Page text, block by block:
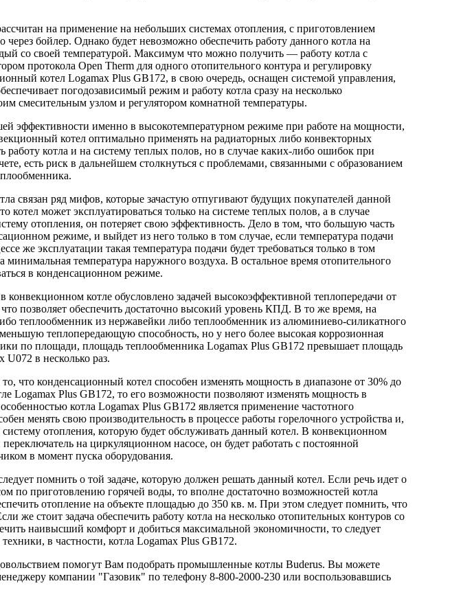
на применение на небольших системах отопления, с приготовлением
бойлер. Однако будет невозможно обеспечить работу данного котла на
со своей температурой. Максимум что можно получить — работу котла с
протокола Open Therm для одного отопительного контура и регулировку
котел Logamax Plus GB172, в свою очередь, оснащен системой управления,
погодозависимый режим и работу котла сразу на несколько
смесительным узлом и регулятором комнатной температуры.
эффективности именно в высокотемпературном режиме при работе на мощности,
котел оптимально применять на радиаторных либо конвекторных
работу котла и на систему теплых полов, но в случае каких-либо ошибок при
есть риск в дальнейшем столкнуться с проблемами, связанными с образованием
связан ряд мифов, которые зачастую отпугивают будущих покупателей данной
котел может эксплуатироваться только на системе теплых полов, а в случае
отопления, он потеряет свою эффективность. Дело в том, что большую часть
режиме, и выйдет из него только в том случае, если температура подачи
же эксплуатации такая температура подачи будет требоваться только в том
минимальная температура наружного воздуха. В остальное время отопительного
в конденсационном режиме.
котле обусловлено задачей высокоэффективной теплопередачи от
позволяет обеспечить достаточно высокий уровень КПД. В то же время, на
теплообменник из нержавейки либо теплообменник из алюминиево-силикатного
теплопередающую способность, но у него более высокая коррозионная
по площади, площадь теплообменника Logamax Plus GB172 превышает площадь
U072 в несколько раз.
что конденсационный котел способен изменять мощность в диапазоне от 30% до
Logamax Plus GB172, то его возможности позволяют изменять мощность в
котла Logamax Plus GB172 является применение частотного
менять свою производительность в процессе работы горелочного устройства и,
систему отопления, которую будет обслуживать данный котел. В конвекционном
на циркуляционном насосе, он будет работать с постоянной
в момент пуска оборудования.
помнить о той задаче, которую должен решать данный котел. Если речь идет о
по приготовлению горячей воды, то вполне достаточно возможностей котла
отопление на объекте площадью до 350 кв. м. При этом следует помнить, что
же стоит задача обеспечить работу котла на несколько отопительных контуров со
наивысший комфорт и добиться максимальной экономичности, то следует
в частности, котла Logamax Plus GB172.
помогут Вам подобрать промышленные котлы Buderus. Вы можете
компании "Газовик" по телефону 8-800-2000-230 или воспользовавшись